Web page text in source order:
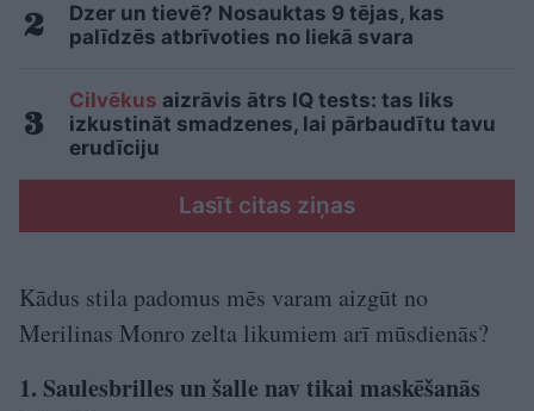
Dzer un tievē? Nosauktas 9 tējas, kas
palīdzēs atbrīvoties no liekā svara
Cilvēkus aizrāvis ātrs IQ tests: tas liks
izkustināt smadzenes, lai pārbaudītu tavu
erudīciju
Lasīt citas ziņas
Kādus stila padomus mēs varam aizgūt no
Merilinas Monro zelta likumiem arī mūsdienās?
1. Saulesbrilles un šalle nav tikai maskēšanās